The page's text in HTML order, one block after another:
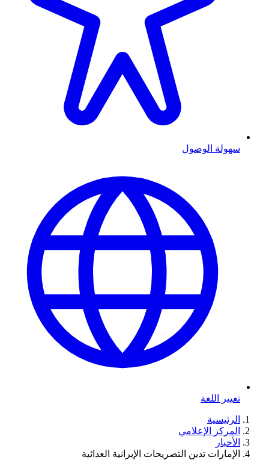
سهولة الوصول
تغيير اللغة
الرئيسية
المركز الإعلامي
الأخبار
الإمارات تدين التصريحات الإيرانية العدائية